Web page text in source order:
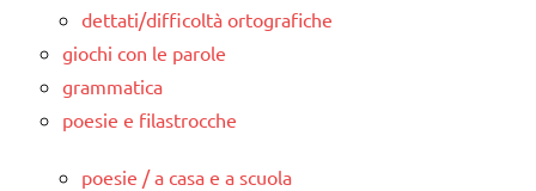
dettati/difficoltà ortografiche
giochi con le parole
grammatica
poesie e filastrocche
poesie / a casa e a scuola